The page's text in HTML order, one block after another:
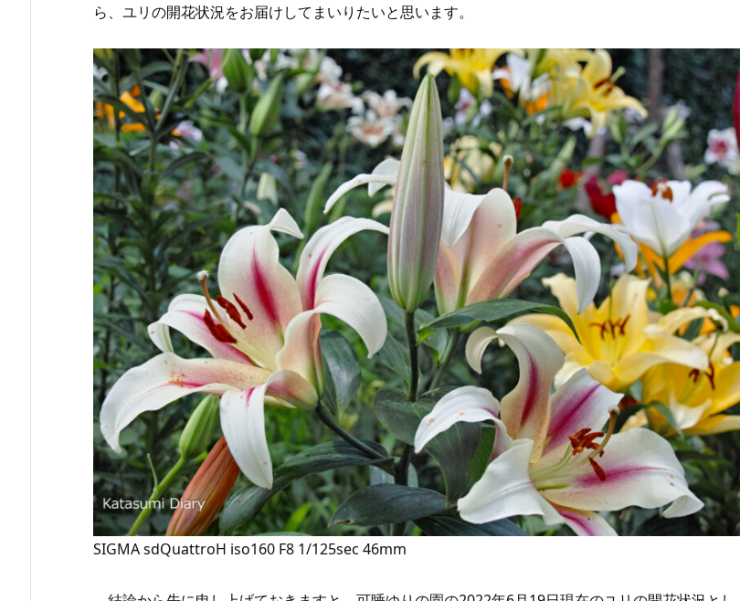
ら、ユリの開花状況をお届けしてまいりたいと思います。
SIGMA sdQuattroH iso160 F8 1/125sec 46mm